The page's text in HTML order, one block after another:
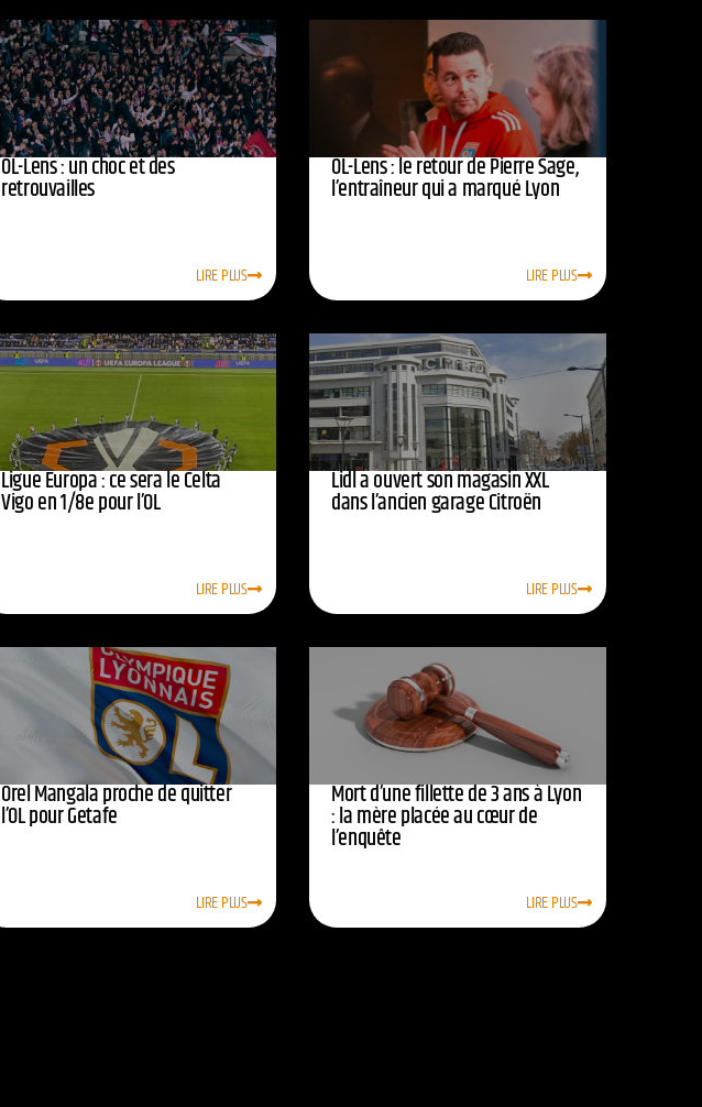
OL-Lens : un choc et des
retrouvailles
LIRE PLUS
OL-Lens : le retour de Pierre Sage,
l’entraîneur qui a marqué Lyon
LIRE PLUS
Ligue Europa : ce sera le Celta
Vigo en 1/8e pour l’OL
LIRE PLUS
Lidl a ouvert son magasin XXL
dans l’ancien garage Citroën
LIRE PLUS
Orel Mangala proche de quitter
l’OL pour Getafe
LIRE PLUS
Mort d’une fillette de 3 ans à Lyon
: la mère placée au cœur de
l’enquête
LIRE PLUS